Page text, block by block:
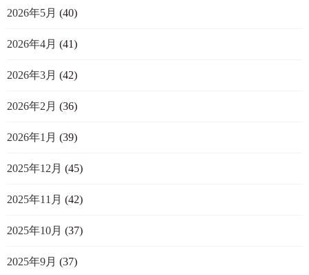
2026年5月 (40)
2026年4月 (41)
2026年3月 (42)
2026年2月 (36)
2026年1月 (39)
2025年12月 (45)
2025年11月 (42)
2025年10月 (37)
2025年9月 (37)